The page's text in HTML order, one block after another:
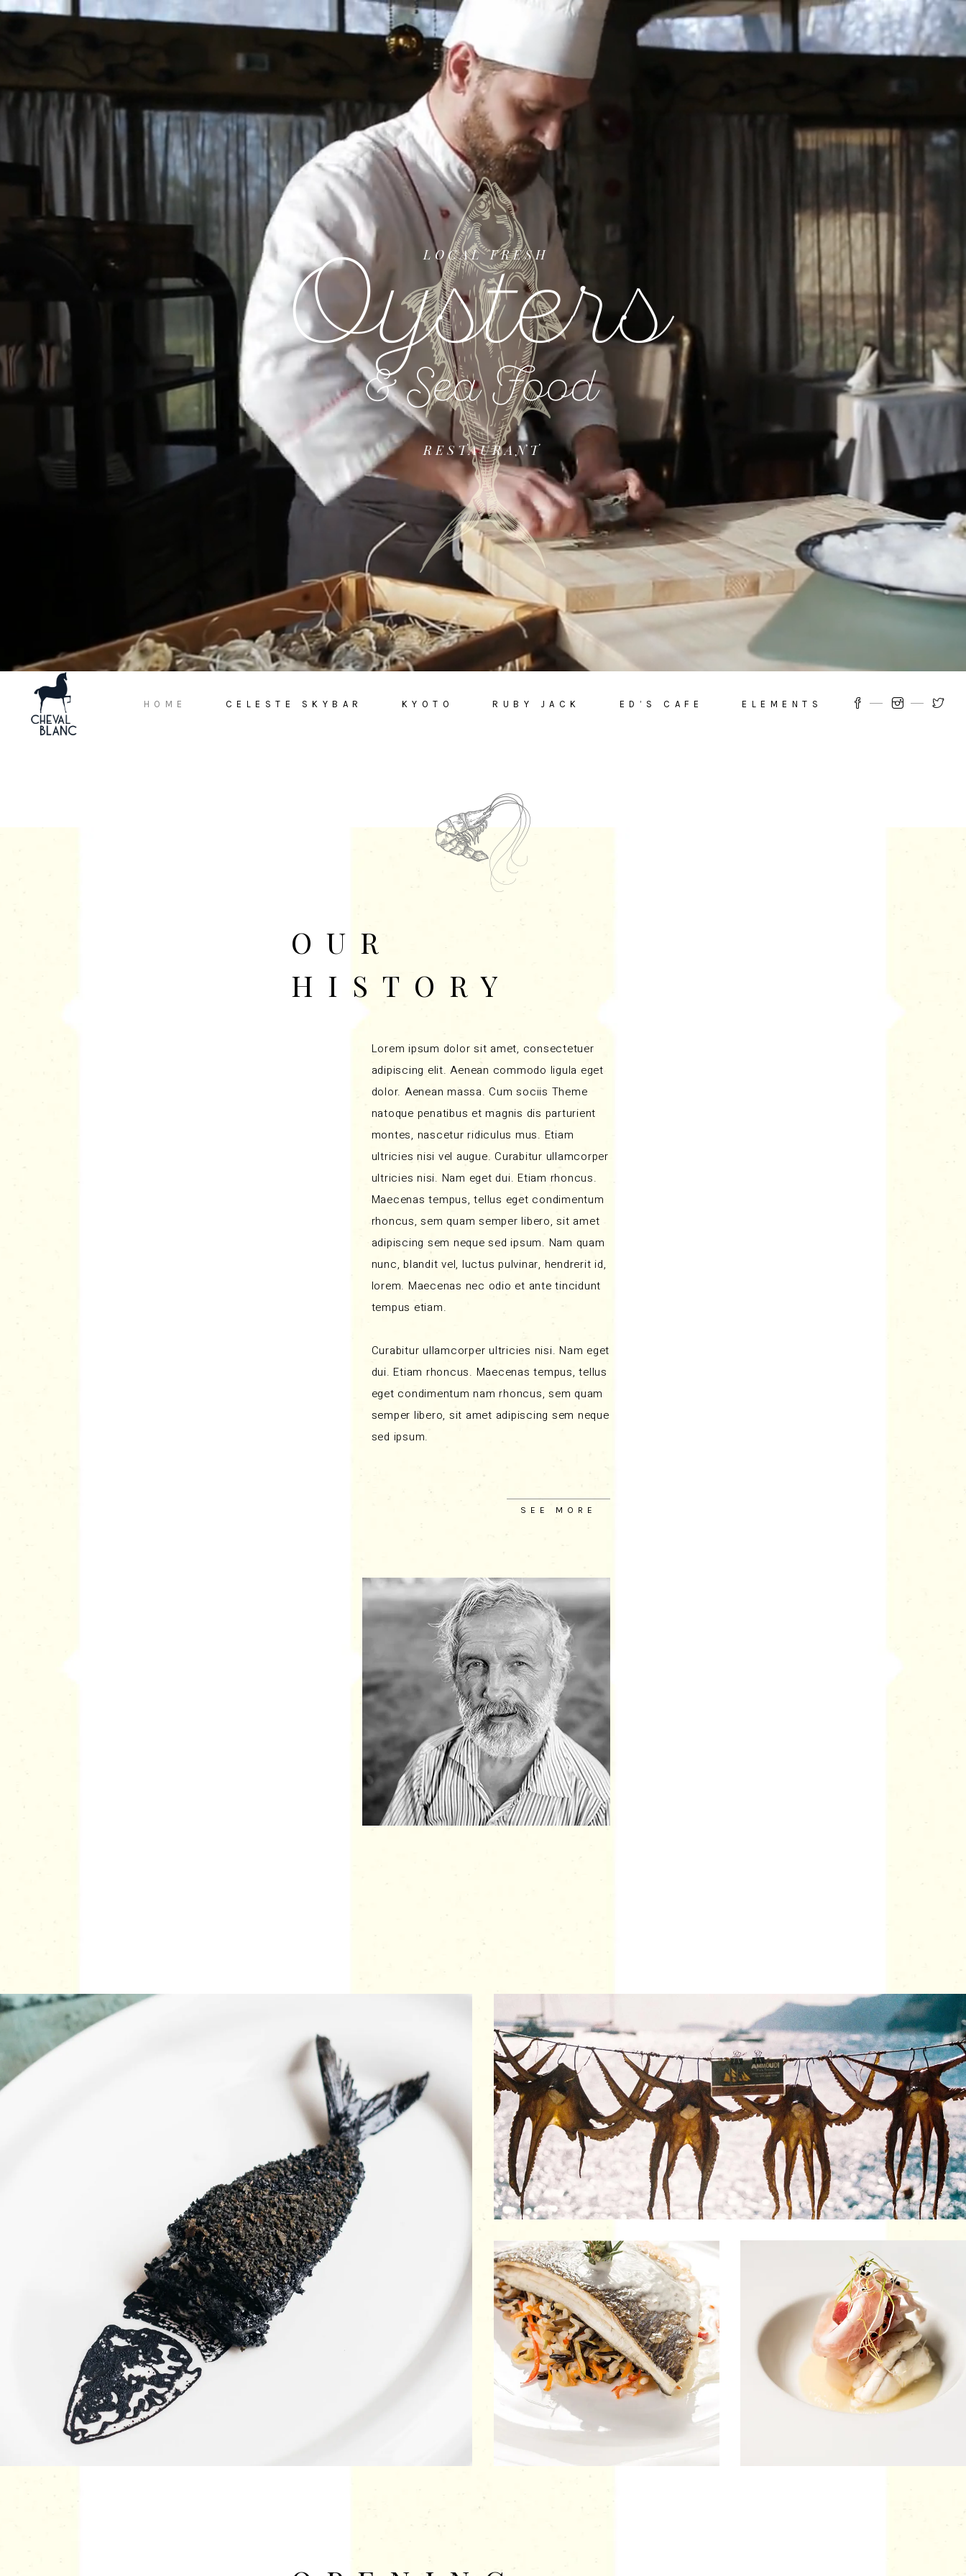
RESTAURANT
LOCAL FRESH
HOME CELESTE SKYBAR KYOTO RUBY JACK ED’S CAFE ELEMENTS
OUR
HISTORY
Lorem ipsum dolor sit amet, consectetuer
adipiscing elit. Aenean commodo ligula eget
dolor. Aenean massa. Cum sociis Theme
natoque penatibus et magnis dis parturient
montes, nascetur ridiculus mus. Etiam
ultricies nisi vel augue. Curabitur ullamcorper
ultricies nisi. Nam eget dui. Etiam rhoncus.
Maecenas tempus, tellus eget condimentum
rhoncus, sem quam semper libero, sit amet
adipiscing sem neque sed ipsum. Nam quam
nunc, blandit vel, luctus pulvinar, hendrerit id,
lorem. Maecenas nec odio et ante tincidunt
tempus etiam.
Curabitur ullamcorper ultricies nisi. Nam eget
dui. Etiam rhoncus. Maecenas tempus, tellus
eget condimentum nam rhoncus, sem quam
semper libero, sit amet adipiscing sem neque
sed ipsum.
SEE MORE